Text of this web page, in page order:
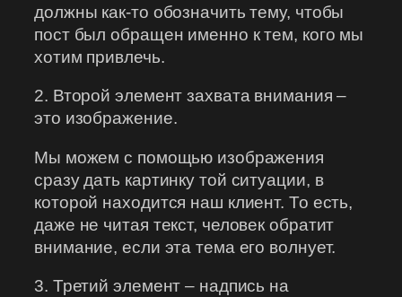
должны как-то обозначить тему, чтобы
пост был обращен именно к тем, кого мы
хотим привлечь.
2. Второй элемент захвата внимания –
это изображение.
Мы можем с помощью изображения
сразу дать картинку той ситуации, в
которой находится наш клиент. То есть,
даже не читая текст, человек обратит
внимание, если эта тема его волнует.
3. Третий элемент – надпись на